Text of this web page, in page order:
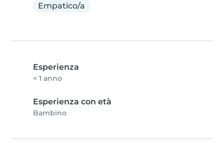
Empatico/a
Esperienza
< 1 anno
Esperienza con età
Bambino